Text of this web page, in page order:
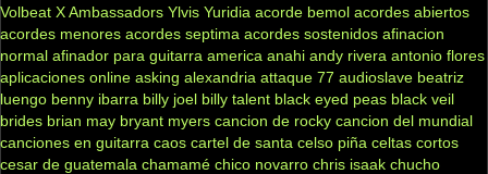
Volbeat X Ambassadors Ylvis Yuridia acorde bemol acordes abiertos
acordes menores acordes septima acordes sostenidos afinacion
normal afinador para guitarra america anahi andy rivera antonio flores
aplicaciones online asking alexandria attaque 77 audioslave beatriz
luengo benny ibarra billy joel billy talent black eyed peas black veil
brides brian may bryant myers cancion de rocky cancion del mundial
canciones en guitarra caos cartel de santa celso piña celtas cortos
cesar de guatemala chamamé chico novarro chris isaak chucho